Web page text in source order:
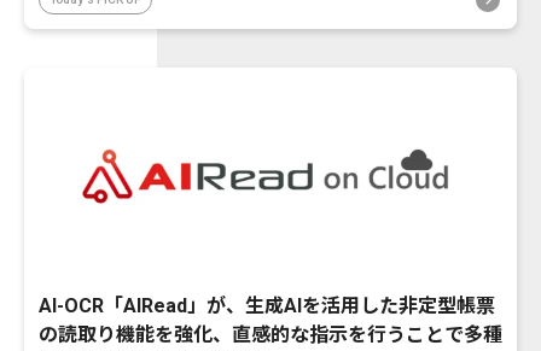
AI-OCR「AIRead」が、生成AIを活用した非定型帳票
の読取り機能を強化、直感的な指示を行うことで多種